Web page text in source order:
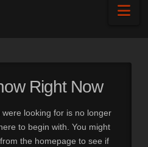
Right Now
looking for is no longer
to begin with. You might
the homepage to see if